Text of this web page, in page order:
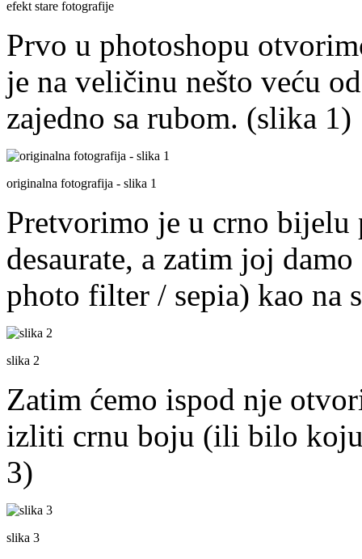
efekt stare fotografije
Prvo u photoshopu
je na veličinu nešto veću
zajedno sa rubom. (slika 1)
originalna fotografija - slika 1
Pretvorimo je u crno bijelu
desaurate, a zatim joj
photo filter / sepia) kao na
slika 2
Zatim ćemo ispod nje
izliti crnu boju (ili bilo
3)
slika 3